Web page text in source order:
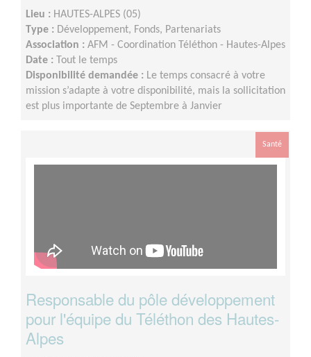
Lieu : HAUTES-ALPES (05)
Type : Développement, Fonds, Partenariats
Association : AFM - Coordination Téléthon - Hautes-Alpes
Date :
Tout le temps
Disponibilité demandée : Le temps consacré à votre
mission s’adapte à votre disponibilité, mais la sollicitation
est plus importante de Septembre à Janvier
Santé
Responsable du pôle développement
pour l'équipe du Téléthon des Hautes-
Alpes